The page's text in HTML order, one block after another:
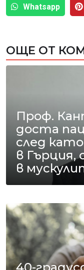
Whatsapp
ОЩЕ ОТ
Проф.
доста
след като
в Гърция,
в
40-